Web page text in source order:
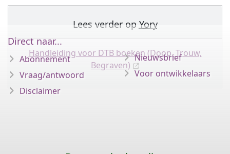
Lees verder op Yory
Handleiding voor DTB boeken (Doop, Trouw,
Begraven)
Direct naar...
Abonnement
Vraag/antwoord
Disclaimer
Nieuwsbrief
Voor ontwikkelaars